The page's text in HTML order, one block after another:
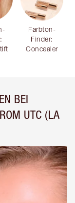
Farbton-
Finder:
Concealer
BEI
UTC (LA